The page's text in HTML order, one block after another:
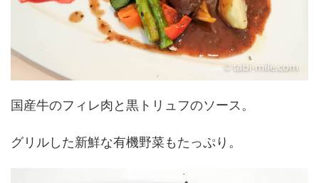
国産牛のフィレ肉と黒トリュフのソース。
グリルした新鮮な有機野菜もたっぷり。